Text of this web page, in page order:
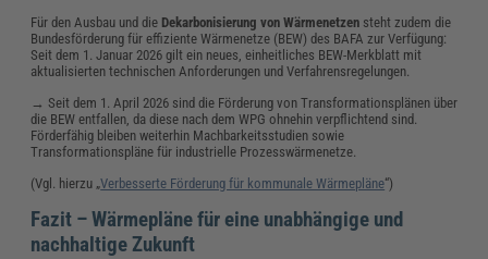
Für den Ausbau und die Dekarbonisierung von Wärmenetzen steht zudem die
Bundesförderung für effiziente Wärmenetze (BEW) des BAFA zur Verfügung:
Seit dem 1. Januar 2026 gilt ein neues, einheitliches BEW-Merkblatt mit
aktualisierten technischen Anforderungen und Verfahrensregelungen.
→ Seit dem 1. April 2026 sind die Förderung von Transformationsplänen über
die BEW entfallen, da diese nach dem WPG ohnehin verpflichtend sind.
Förderfähig bleiben weiterhin Machbarkeitsstudien sowie
Transformationspläne für industrielle Prozesswärmenetze.
(Vgl. hierzu „Verbesserte Förderung für kommunale Wärmepläne“)
Fazit – Wärmepläne für eine unabhängige und
nachhaltige Zukunft